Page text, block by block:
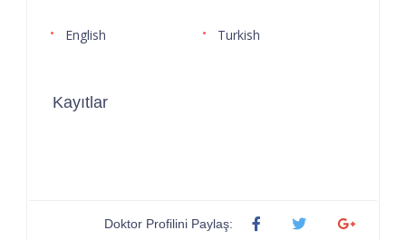
English Turkish
Kayıtlar
Doktor Profilini Paylaş: